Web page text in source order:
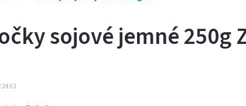
sojové jemné 250g